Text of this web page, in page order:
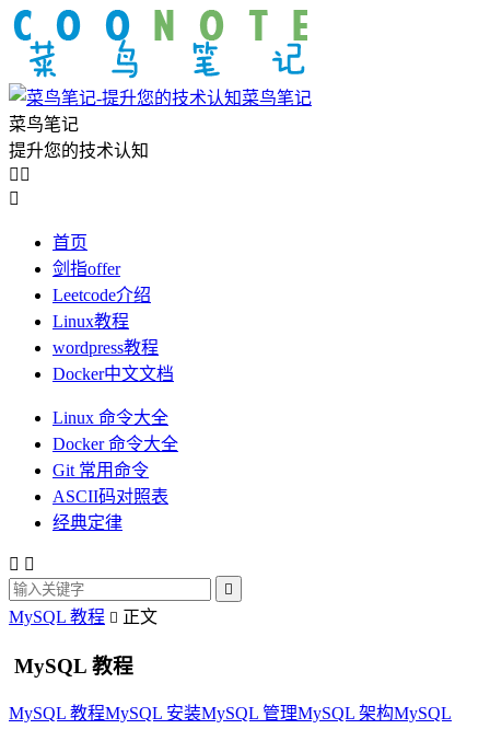
菜鸟笔记
菜鸟笔记
提升您的技术认知
 

首页
剑指offer
Leetcode介绍
Linux教程
wordpress教程
Docker中文文档
Linux 命令大全
Docker 命令大全
Git 常用命令
ASCII码对照表
经典定律
 

MySQL 教程  正文
MySQL 教程
MySQL 教程MySQL 安装MySQL 管理MySQL 架构MySQL